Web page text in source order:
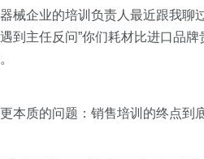
械企业的培训负责人最近跟我
到主任反问”你们耗材比进口品
。
本质的问题：销售培训的终点到